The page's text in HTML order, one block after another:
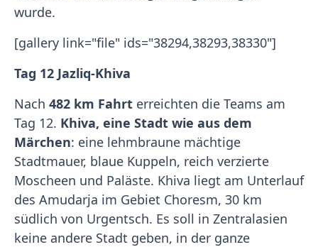
wurde.
[gallery link="file" ids="38294,38293,38330"]
Tag 12 Jazliq-Khiva
Nach 482 km Fahrt erreichten die Teams am
Tag 12. Khiva, eine Stadt wie aus dem
Märchen: eine lehmbraune mächtige
Stadtmauer, blaue Kuppeln, reich verzierte
Moscheen und Paläste. Khiva liegt am Unterlauf
des Amudarja im Gebiet Choresm, 30 km
südlich von Urgentsch. Es soll in Zentralasien
keine andere Stadt geben, in der ganze